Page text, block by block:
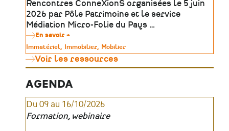
Ateliers
Rencontres ConneXionS organisées le 5 juin
2026 par Pôle Patrimoine et le service
Médiation Micro-Folie du Pays …
En savoir +
Outils
numériques
&
médiation
révéler
le
patrimoine
absent,
invisible
ou
Type
de
patrimoine
Immatériel Immobilier Mobilier
Voir les ressources
AGENDA
Du 09 au 16/10/2026
Formation, webinaire